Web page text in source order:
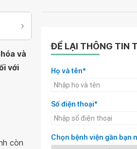
và
với
còn
ĐỂ LẠI THÔNG TIN
Họ và tên*
Số điện thoại*
Chọn bệnh viện gần bạn